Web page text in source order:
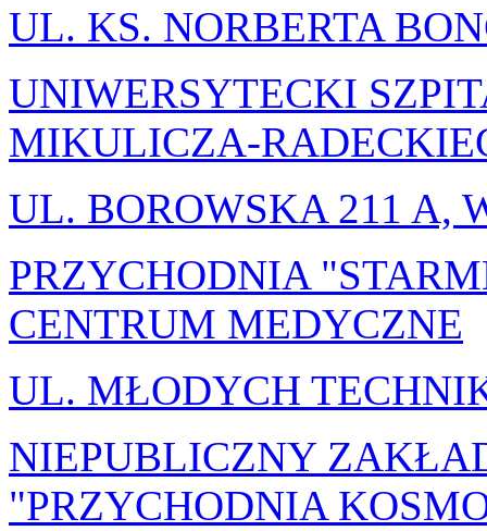
UL. KS. NORBERTA
UNIWERSYTECKI
MIKULICZA-
UL. BOROWSKA 211 A,
PRZYCHODNIA
CENTRUM MEDYCZNE
UL. MŁODYCH
NIEPUBLICZNY
"PRZYCHODNIA